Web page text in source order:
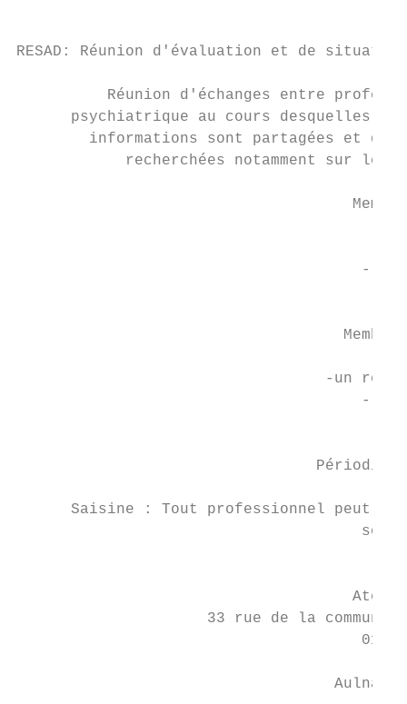
RESAD: Réunion d'évaluation et de
Réunion d'échanges entre
psychiatrique au cours desquelles
informations sont partagées et
recherchées notamment sur le
-le
-un
-le
Saisine : Tout professionnel peut
33 rue de la commune
01
Aulnay-